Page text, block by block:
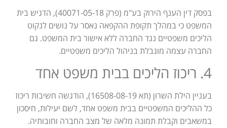
בפסק דין הענף הירוק בע"מ (פרק 40071-05-18), הדגיש בית
המשפט כי במהלך תקופת ההקפאה נאסר על נושים לנקוט
הליכים משפטיים נגד החברה ללא אישור בית המשפט. גם
החברה עצמה מוגבלת בניהול הליכים משפטיים.
4. ריכוז הליכים בבית משפט אחד
בעניין הילת השרון (תא 16508-08-19), הודגשה חשיבות ריכוז
כל ההליכים המשפטיים בבית משפט אחד, לשם יעילות, חיסכון
במשאבים וקבלת תמונה מלאה של מצב החברה וחובותיה.